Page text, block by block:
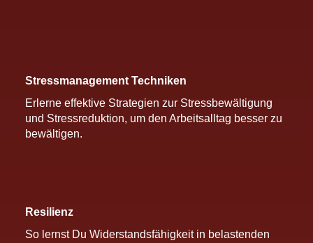
Stressmanagement Techniken
Erlerne effektive Strategien zur Stressbewältigung
und Stressreduktion, um den Arbeitsalltag besser zu
bewältigen.
Resilienz
So lernst Du Widerstandsfähigkeit in belastenden